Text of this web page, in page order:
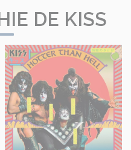
DE KISS